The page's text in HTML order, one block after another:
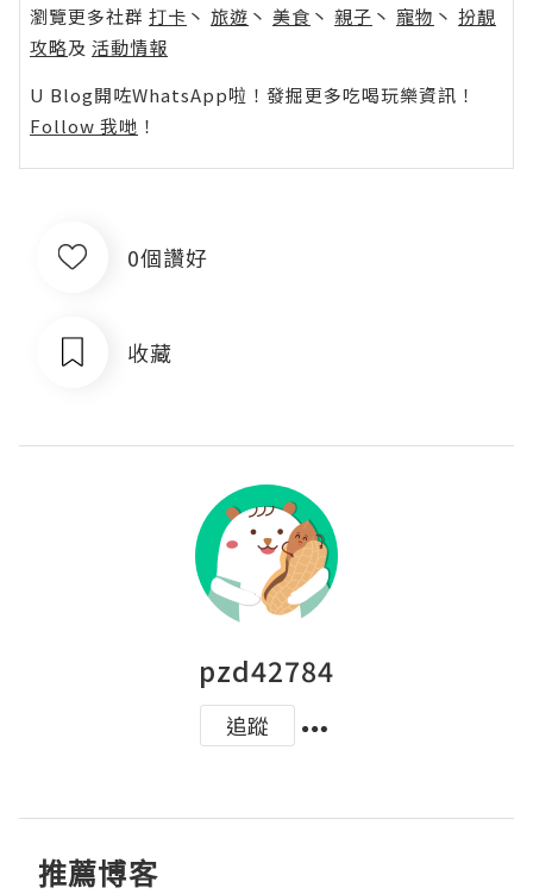
瀏覽更多社群 打卡 丶 旅遊 丶 美食 丶 親子 丶 寵物 丶 扮靚
攻略及 活動情報
U Blog開咗WhatsApp啦！發掘更多吃喝玩樂資訊！
Follow 我哋 ！
0個讚好
收藏
pzd42784
追蹤
推薦博客